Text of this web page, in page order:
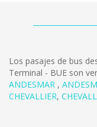
Los pasajes de bus
Terminal - BUE son
ANDESMAR ,
CHEVALLIER,